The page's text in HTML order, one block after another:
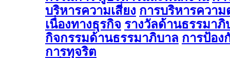
บริหารความเสี่ยง การบริหารความ
เนื่องทางธุรกิจ รางวัลด้านธรรมาภิ
กิจกรรมด้านธรรมาภิบาล การป้อง
การทุจริต